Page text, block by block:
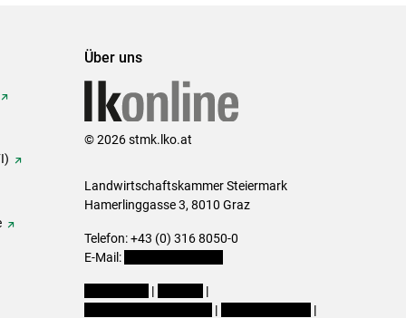
Über uns
© 2026 stmk.lko.at
Landwirtschaftskammer Steiermark
Hamerlinggasse 3, 8010 Graz
Telefon: +43 (0) 316 8050-0
E-Mail:
|
|
| |